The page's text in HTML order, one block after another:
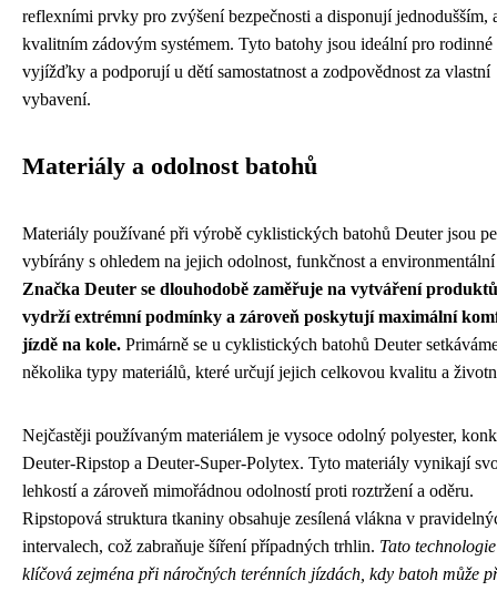
reflexními prvky pro zvýšení bezpečnosti a disponují jednodušším,
kvalitním zádovým systémem. Tyto batohy jsou ideální pro rodinné
vyjížďky a podporují u dětí samostatnost a zodpovědnost za vlastní
vybavení.
Materiály a odolnost batohů
Materiály používané při výrobě cyklistických batohů Deuter jsou
vybírány s ohledem na jejich odolnost, funkčnost a
Značka Deuter se dlouhodobě zaměřuje na vytváření
vydrží extrémní podmínky a zároveň poskytují maximální
jízdě na kole. Primárně se u cyklistických batohů Deuter
několika typy materiálů, které určují jejich celkovou kvalitu a
Nejčastěji používaným materiálem je vysoce odolný polyester,
Deuter-Ripstop a Deuter-Super-Polytex. Tyto materiály vynikají
lehkostí a zároveň mimořádnou odolností proti roztržení a oděru.
Ripstopová struktura tkaniny obsahuje zesílená vlákna v
intervalech, což zabraňuje šíření případných trhlin. Tato
klíčová zejména při náročných terénních jízdách, kdy batoh může